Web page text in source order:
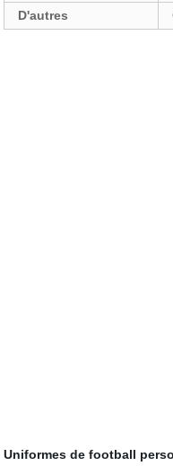
D'autres
Uniformes de football